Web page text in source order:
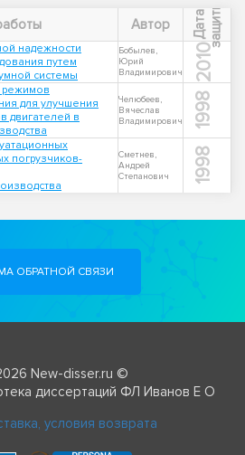
Автор Д
а
т
а
з
а
щ
и
т ы
надежности
путем
системы
Бобылев,
Юрий
Владимирович
2010
режимов
для улучшения
двигателей в
Челюбеев,
Вячеслав
Владимирович
1998
погрузчиков-
Сметнев,
Андрей
Степанович
1998
ОБРАТНОЙ СВЯЗИ
New-disser.ru ©
диссертаций ФЛ Иванов Е О
условия возврата